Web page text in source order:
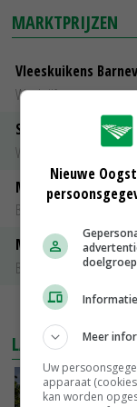
MARKTPRIJZEN
Vleeskuikens
Weekcijfers
Slachtkippen
Weekcijfers
Maat 48
Barneveld kooieieren
Maat 54
Barneveld kooieieren
LAATSTE NIEUWS
Nieuwe
Meer
Uw
apparaat
kan worden